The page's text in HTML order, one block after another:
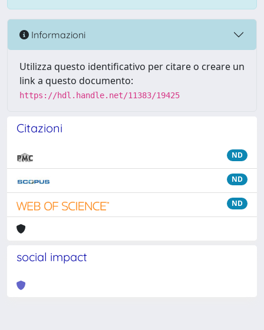
Informazioni
Utilizza questo identificativo per citare o creare un
link a questo documento:
https://hdl.handle.net/11383/19425
Citazioni
ND
ND
ND
social impact